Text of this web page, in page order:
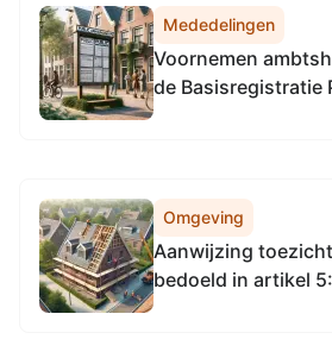
Mededelingen
Voornemen
de Basisregistratie
Omgeving
Aanwijzing
bedoeld in artikel